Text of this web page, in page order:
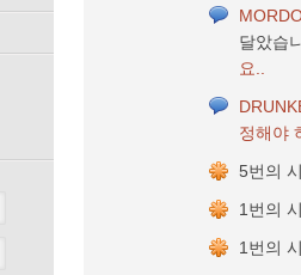
달았습
요..
정해야
5번의
1번의
1번의